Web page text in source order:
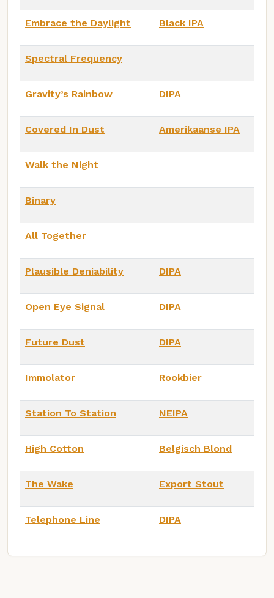
Embrace the Daylight Black IPA
Spectral Frequency
Gravity’s Rainbow DIPA
Covered In Dust Amerikaanse IPA
Walk the Night
Binary
All Together
Plausible Deniability DIPA
Open Eye Signal DIPA
Future Dust DIPA
Immolator Rookbier
Station To Station NEIPA
High Cotton Belgisch Blond
The Wake Export Stout
Telephone Line DIPA